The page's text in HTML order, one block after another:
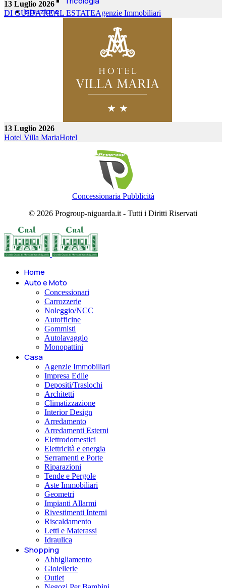
Istruzione
Corsi Di Formazione
Campus per Bambini
13 Luglio 2026
DI GUIDA REAL ESTATEAgenzie Immobiliari
13 Luglio 2026
Hotel Villa MariaHotel
Concessionaria Pubblicità
© 2026 Progroup-niguarda.it - Tutti i Diritti Riservati
Home
Auto e Moto
Concessionari
Carrozzerie
Noleggio/NCC
Autofficine
Gommisti
Autolavaggio
Monopattini
Casa
Agenzie Immobiliari
Impresa Edile
Depositi/Traslochi
Architetti
Climatizzazione
Interior Design
Arredamento
Arredamenti Esterni
Elettrodomestici
Elettricità e energia
Serramenti e Porte
Riparazioni
Tende e Pergole
Aste Immobiliari
Geometri
Impianti Allarmi
Rivestimenti Interni
Riscaldamento
Letti e Materassi
Idraulica
Shopping
Abbigliamento
Gioiellerie
Outlet